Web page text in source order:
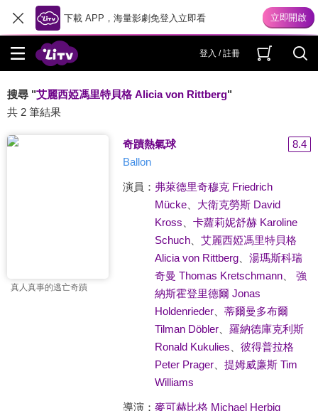
下載 APP，海量影劇免登入立即看
登入 / 註冊
搜尋 "艾麗西婭馮里特貝格 Alicia von Rittberg"
共 2 筆結果
真人真事的逃亡奇蹟
奇蹟熱氣球
8.4
Ballon
演員： 弗萊德里奇穆克 Friedrich
Mücke、 大衛克勞斯 David
Kross
卡蘿莉妮舒赫 Karoline
Schuch、 艾麗西婭馮里特貝格
Alicia von Rittberg、 湯瑪斯科瑞
奇曼 Thomas Kretschmann、
強
納斯霍登里德爾 Jonas
Holdenrieder、 蒂爾曼多布爾
Tilman Döbler、 羅納德庫克利斯
Ronald Kukulies
彼得普拉格
Peter Prager、 提姆威廉斯 Tim
Williams
導演： 麥可赫比格 Michael Herbig